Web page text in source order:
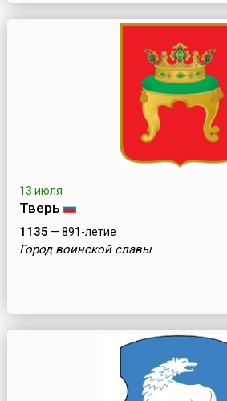
13 июля
Тверь
1135 — 891-летие
Город воинской славы